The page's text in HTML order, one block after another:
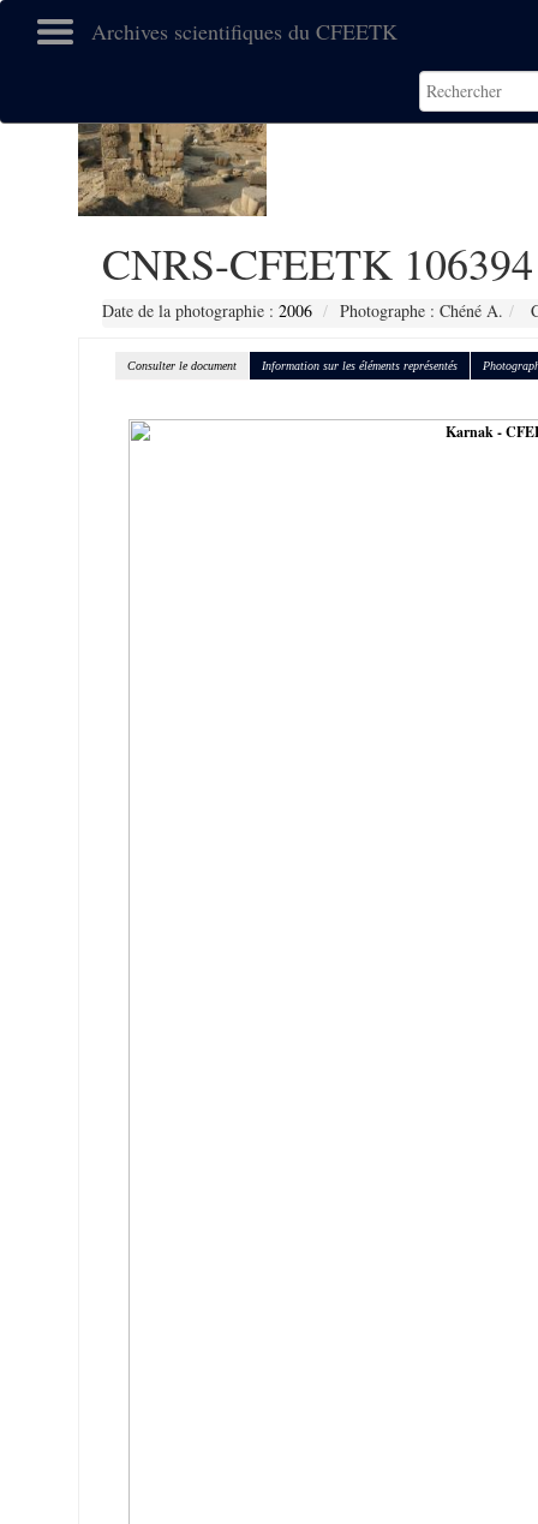
Archives scientifiques du CFEETK
CNRS-CFEETK 106394
Date de la photographie : 2006 Photographe : Chéné A.
Consulter le document Information sur les éléments représentés